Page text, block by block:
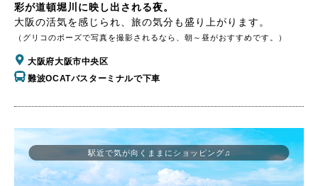
彩が道頓堀川に映し出される夜。
大阪の活気を感じられ、旅の気分も盛り上がります。
（グリコのポーズで写真を撮影されるなら、朝～昼がおすすめです。）
大阪府大阪市中央区
難波OCATバスターミナルで下車
駅近で気が向くままにショッピング♫